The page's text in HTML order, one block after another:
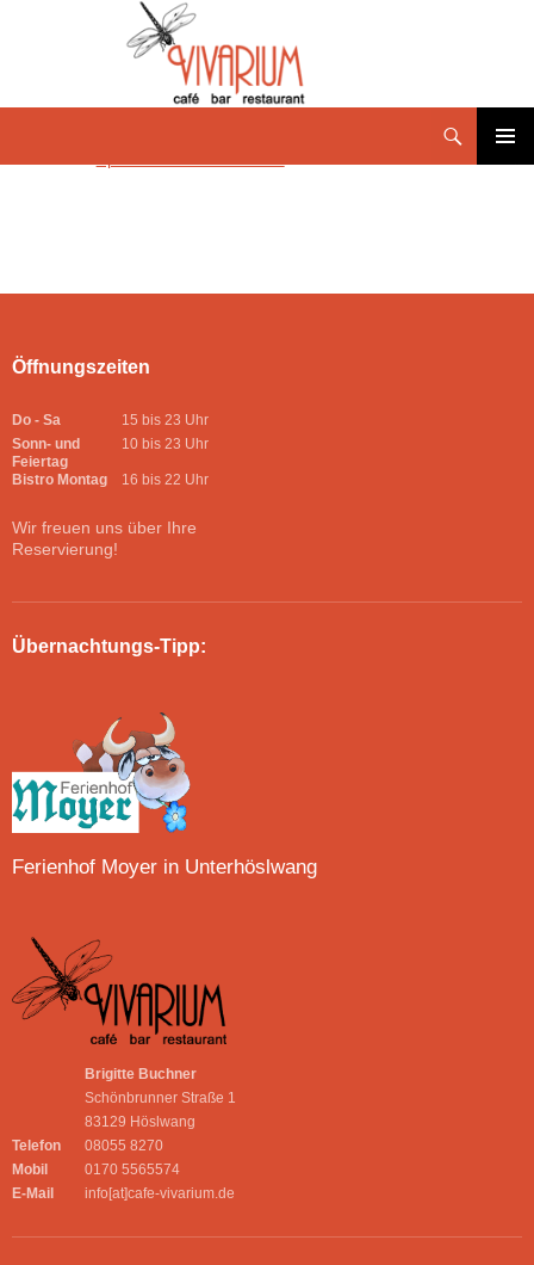
Öffnungszeiten
Do - Sa
15 bis 23 Uhr
Sonn- und
Feiertag
10 bis 23 Uhr
Bistro Montag 16 bis 22 Uhr
Wir freuen uns über Ihre
Reservierung!
Übernachtungs-Tipp:
Ferienhof Moyer in Unterhöslwang
Brigitte Buchner
Schönbrunner Straße 1
83129 Höslwang
Telefon
08055 8270
Mobil
0170 5565574
E-Mail
info[at]cafe-vivarium.de